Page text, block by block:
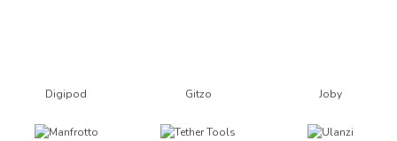
Digipod Gitzo Joby